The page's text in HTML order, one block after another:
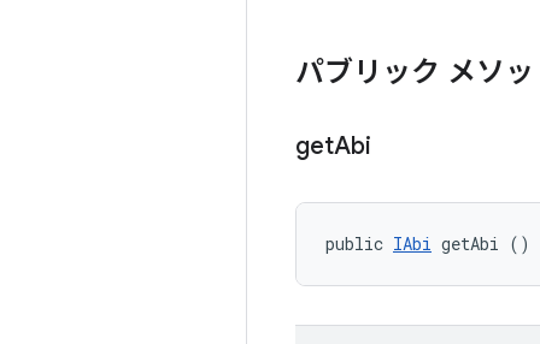
パブリック メソッ
getAbi
public IAbi getAbi ()